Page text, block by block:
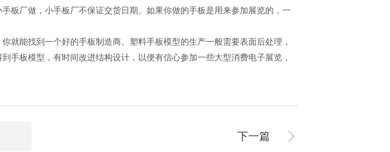
板厂做，小手板厂不保证交货日期。如果你做的手板是用来参加展览的，一
就能找到一个好的手板制造商。塑料手板模型的生产一般需要表面后处理，
手板模型，有时间改进结构设计，以便有信心参加一些大型消费电子展览，
下一篇